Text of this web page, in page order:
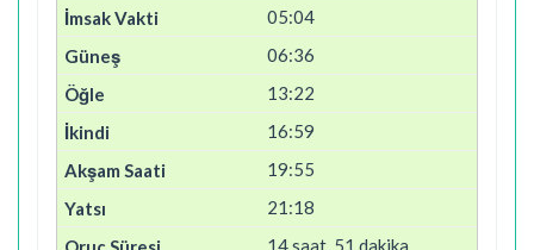
05:04
06:36
13:22
16:59
19:55
21:18
14 saat, 51 dakika